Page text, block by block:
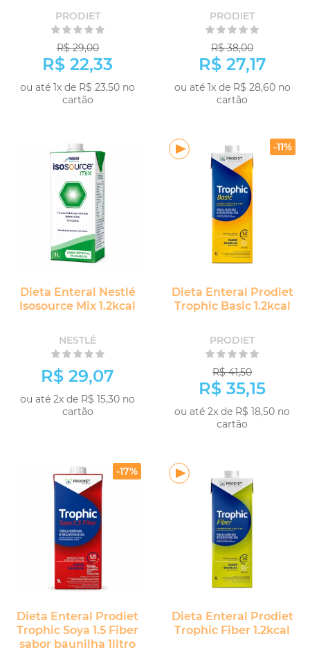
PRODIET
R$ 29,00
R$ 22,33
ou até 1x de R$ 23,50 no
cartão
PRODIET
R$ 38,00
R$ 27,17
ou até 1x de R$ 28,60 no
cartão
Dieta Enteral Nestlé
Isosource Mix 1.2kcal
NESTLÉ
R$ 29,07
ou até 2x de R$ 15,30 no
cartão
-11%
Dieta Enteral Prodiet
Trophic Basic 1.2kcal
PRODIET
R$ 41,50
R$ 35,15
ou até 2x de R$ 18,50 no
cartão
-17%
Dieta Enteral Prodiet
Trophic Soya 1.5 Fiber
sabor baunilha 1litro
Dieta Enteral Prodiet
Trophic Fiber 1.2kcal